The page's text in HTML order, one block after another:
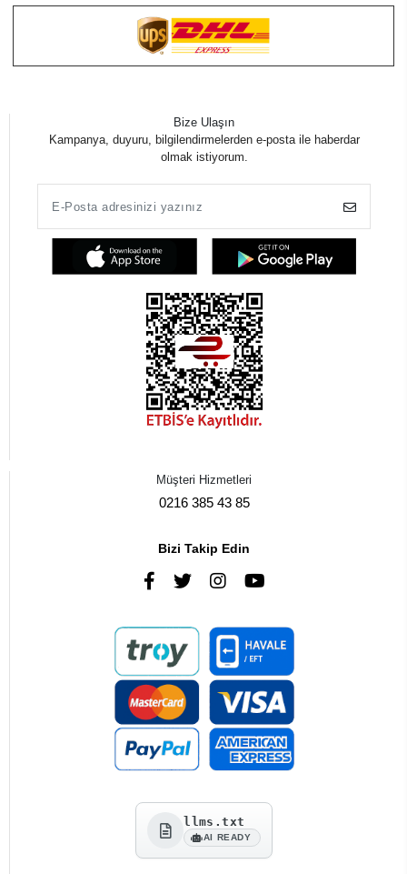
Bize Ulaşın
Kampanya, duyuru, bilgilendirmelerden e-posta ile haberdar
olmak istiyorum.
Müşteri Hizmetleri
0216 385 43 85
Bizi Takip Edin
llms.txt
AI READY